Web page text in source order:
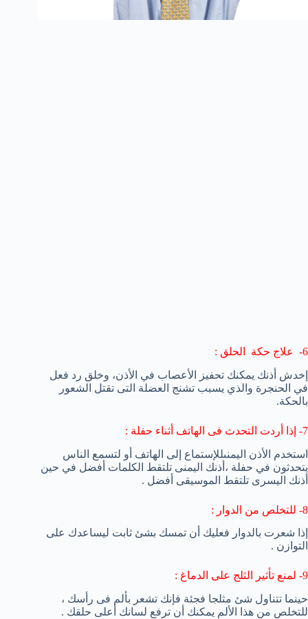
6- علاج حكة الحلق :
إخدش أذنك يمكنك تحفيز الأعصاب في الأذن، وخلق رد فعل
في الحنجرة والذي يسبب تشنج العضلة التى تقتل الشعور
بالحكة.
7- إذا أردت التحدث فى الهاتف أثناء حفلة :
استخدم الأذن اليمنىللإستماع إلى الهاتف أو لتسمع الناس
يتحدثون في حفلة ، أذنك اليمنى تلتقط الكلمات أفضل في حين
أذنك اليسرى تلتقط الموسيقى أفضل .
8- للتخلص من الدوار :
إذا شعرت بالدوار فعليك أن تمسك بشئ ثابت ليساعدك على
التوازن .
9- لمنع تأثير الثلج على الدماغ :
حينما تتناول شئ مثلجا فجئة فإنك تشعر بألم فى رأسك ،
للتخلص من هذا الألم يمكنك أن ترفع لسانك أعلى حلقك .